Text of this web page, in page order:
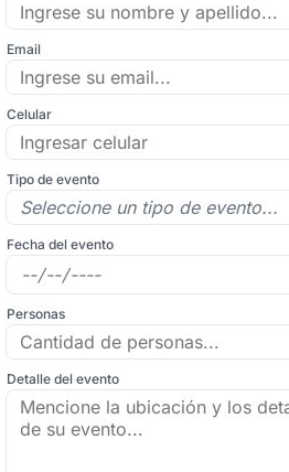
Email
Celular
Tipo de evento
Fecha del evento
Personas
Detalle del evento